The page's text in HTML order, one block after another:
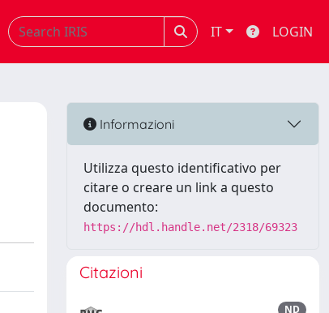
IT LOGIN
Informazioni
Utilizza questo identificativo per
citare o creare un link a questo
documento:
https://hdl.handle.net/2318/69323
Citazioni
ND